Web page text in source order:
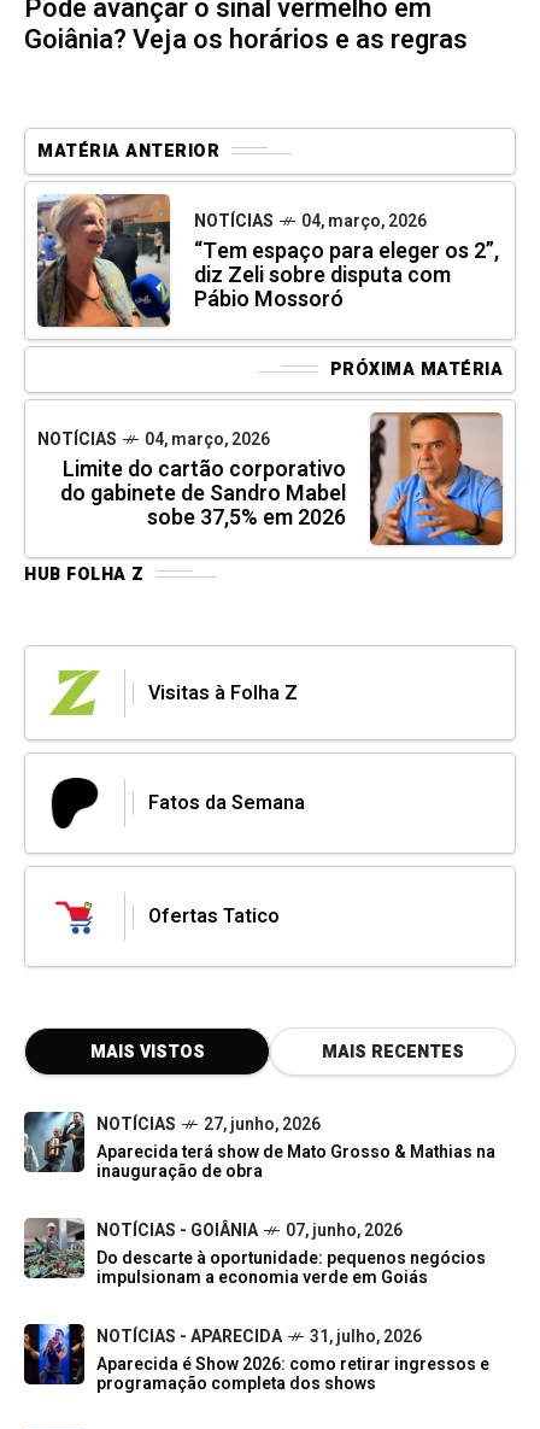
Pode avançar o sinal vermelho em
Goiânia? Veja os horários e as regras
MATÉRIA ANTERIOR
NOTÍCIAS 04, março, 2026
“Tem espaço para eleger os 2”,
diz Zeli sobre disputa com
Pábio Mossoró
PRÓXIMA MATÉRIA
NOTÍCIAS 04, março, 2026
Limite do cartão corporativo
do gabinete de Sandro Mabel
sobe 37,5% em 2026
HUB FOLHA Z
Visitas à Folha Z
Fatos da Semana
Ofertas Tatico
MAIS VISTOS MAIS RECENTES
NOTÍCIAS
27, junho, 2026
Aparecida terá show de Mato Grosso & Mathias na
inauguração de obra
NOTÍCIAS - GOIÂNIA
07, junho, 2026
Do descarte à oportunidade: pequenos negócios
impulsionam a economia verde em Goiás
NOTÍCIAS - APARECIDA
31, julho, 2026
Aparecida é Show 2026: como retirar ingressos e
programação completa dos shows